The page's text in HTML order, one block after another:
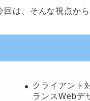
は、そんな視点から
クライアント
ランスWebデ